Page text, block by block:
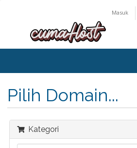
Masuk
Pilih Domain...
Kategori